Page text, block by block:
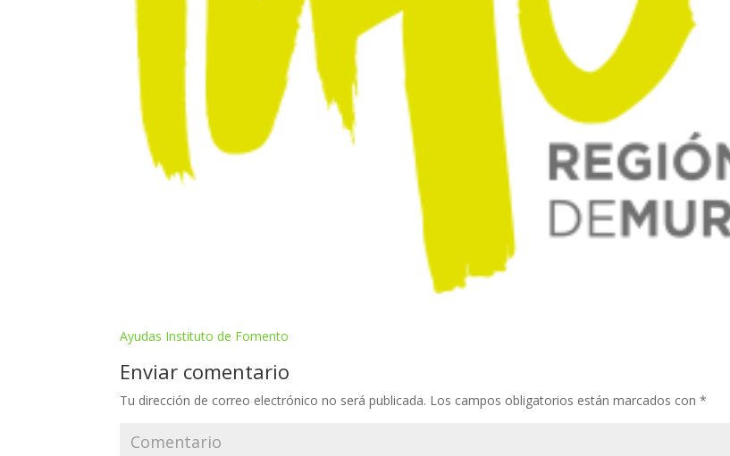
Ayudas Instituto de Fomento
Enviar comentario
Tu dirección de correo electrónico no será publicada. Los campos obligatorios están marcados con*